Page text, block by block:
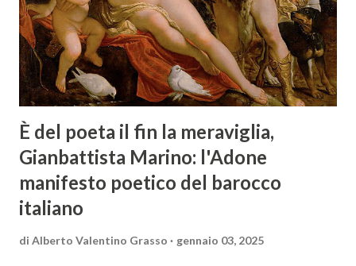
È del poeta il fin la meraviglia,
Gianbattista Marino: l'Adone
manifesto poetico del barocco
italiano
di Alberto Valentino Grasso gennaio 03, 2025